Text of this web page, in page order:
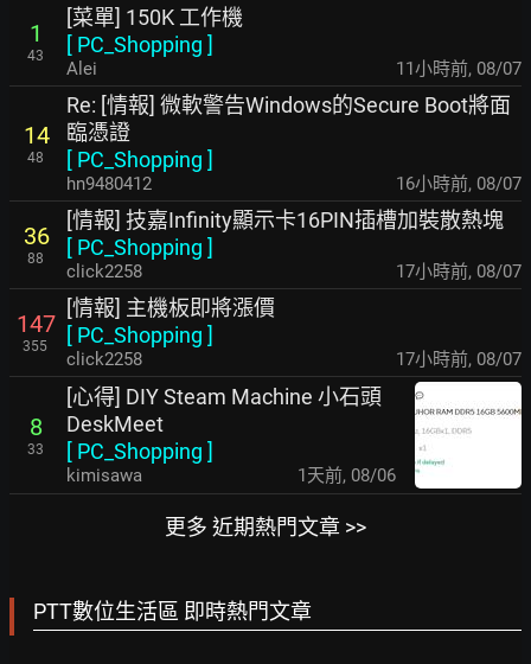
1
43
[菜單] 150K 工作機
[ PC_Shopping ]
Alei 11小時前, 08/07
14
48
Re: [情報] 微軟警告Windows的Secure Boot將面
臨憑證
[ PC_Shopping ]
hn9480412 16小時前, 08/07
36
88
[情報] 技嘉Infinity顯示卡16PIN插槽加裝散熱塊
[ PC_Shopping ]
click2258 17小時前, 08/07
147
355
[情報] 主機板即將漲價
[ PC_Shopping ]
click2258 17小時前, 08/07
8
33
[心得] DIY Steam Machine 小石頭
DeskMeet
[ PC_Shopping ]
kimisawa 1天前, 08/06
更多 近期熱門文章 >>
PTT數位生活區 即時熱門文章